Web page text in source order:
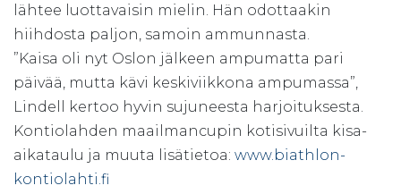
lähtee luottavaisin mielin. Hän odottaakin
hiihdosta paljon, samoin ammunnasta.
”Kaisa oli nyt Oslon jälkeen ampumatta pari
päivää, mutta kävi keskiviikkona ampumassa”,
Lindell kertoo hyvin sujuneesta harjoituksesta.
Kontiolahden maailmancupin kotisivuilta kisa-
aikataulu ja muuta lisätietoa: www.biathlon-
kontiolahti.fi